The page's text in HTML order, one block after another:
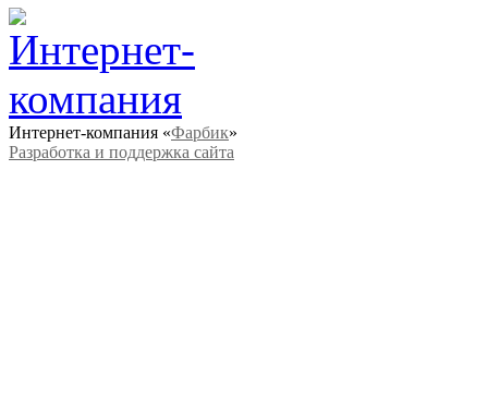
Интернет-компания «Фарбик»
Разработка и поддержка сайта